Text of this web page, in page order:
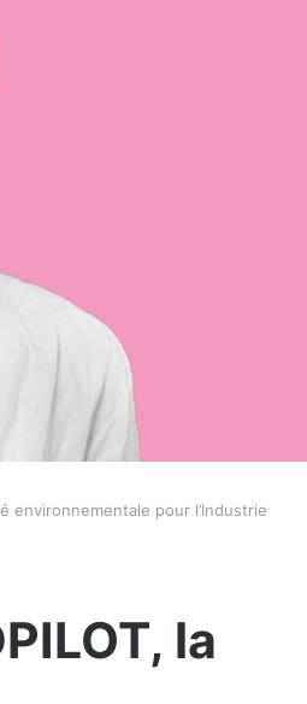
environnementale pour l’Industrie
la